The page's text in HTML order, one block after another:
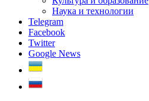
Наука и технологии
Telegram
Facebook
Twitter
Google News